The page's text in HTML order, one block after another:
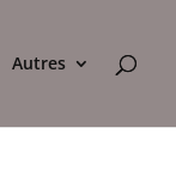
Autres